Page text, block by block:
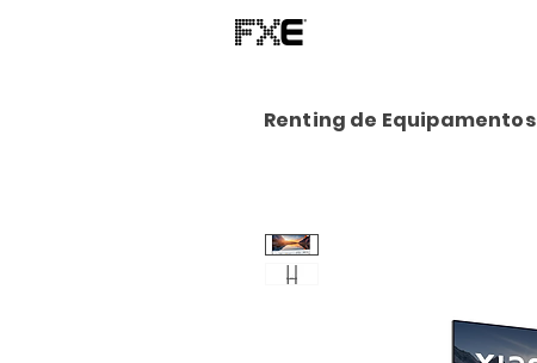
Renting de Equipamentos